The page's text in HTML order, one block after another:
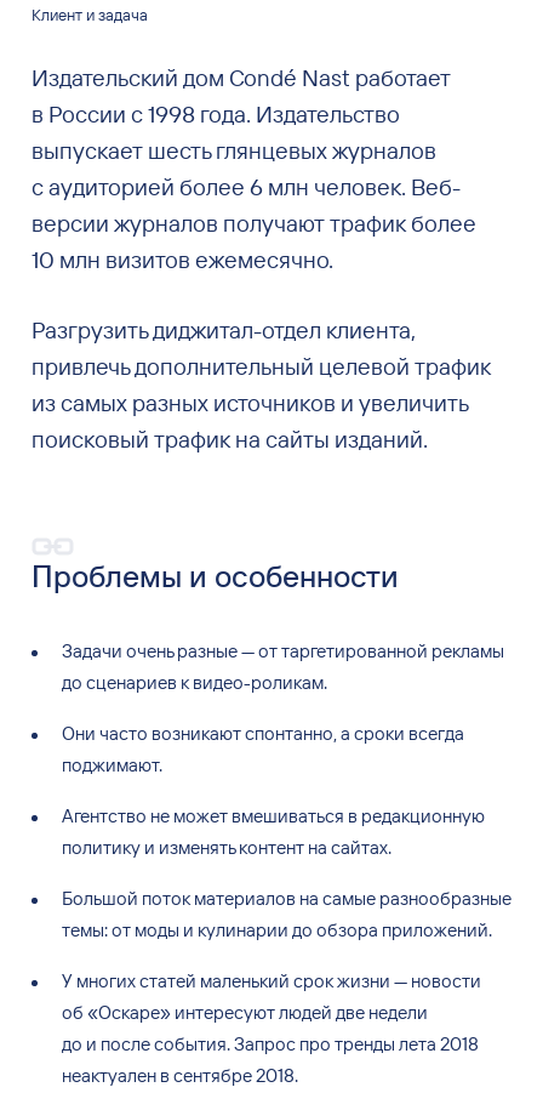
Клиент и задача
Издательский дом Condé Nast работает
в России с 1998 года. Издательство
выпускает шесть глянцевых журналов
с аудиторией более 6 млн человек. Веб-
версии журналов получают трафик более
10 млн визитов ежемесячно.
Разгрузить диджитал-отдел клиента,
привлечь дополнительный целевой трафик
из самых разных источников и увеличить
поисковый трафик на сайты изданий.
Проблемы и особенности
Задачи очень разные — от таргетированной рекламы
до сценариев к видео-роликам.
Они часто возникают спонтанно, а сроки всегда
поджимают.
Агентство не может вмешиваться в редакционную
политику и изменять контент на сайтах.
Большой поток материалов на самые разнообразные
темы: от моды и кулинарии до обзора приложений.
У многих статей маленький срок жизни — новости
об «Оскаре» интересуют людей две недели
до и после события. Запрос про тренды лета 2018
неактуален в сентябре 2018.